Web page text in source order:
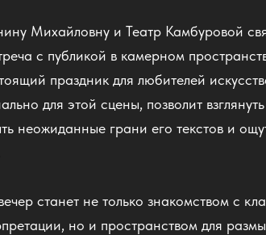
Михайловну и Театр Камбуровой
с публикой в камерном
праздник для любителей
для этой сцены, позволит
неожиданные грани его текстов и
станет не только знакомством с
но и пространством для